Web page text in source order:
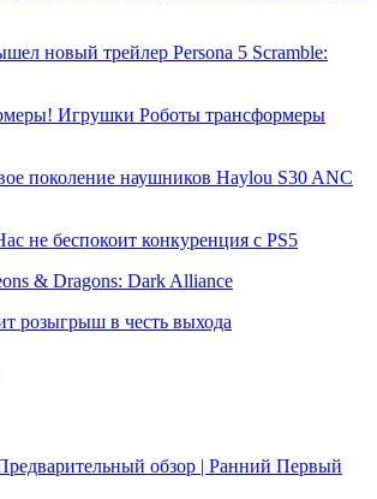
новый трейлер Persona 5 Scramble:
Игрушки Роботы трансформеры
поколение наушников Haylou S30 ANC
не беспокоит конкуренция с PS5
& Dragons: Dark Alliance
розыгрыш в честь выхода
обзор | Ранний Первый